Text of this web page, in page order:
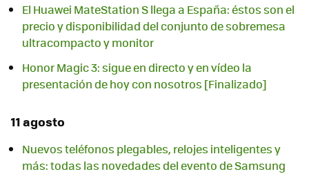
El Huawei MateStation S llega a España: éstos son el
precio y disponibilidad del conjunto de sobremesa
ultracompacto y monitor
Honor Magic 3: sigue en directo y en vídeo la
presentación de hoy con nosotros [Finalizado]
11 agosto
Nuevos teléfonos plegables, relojes inteligentes y
más: todas las novedades del evento de Samsung